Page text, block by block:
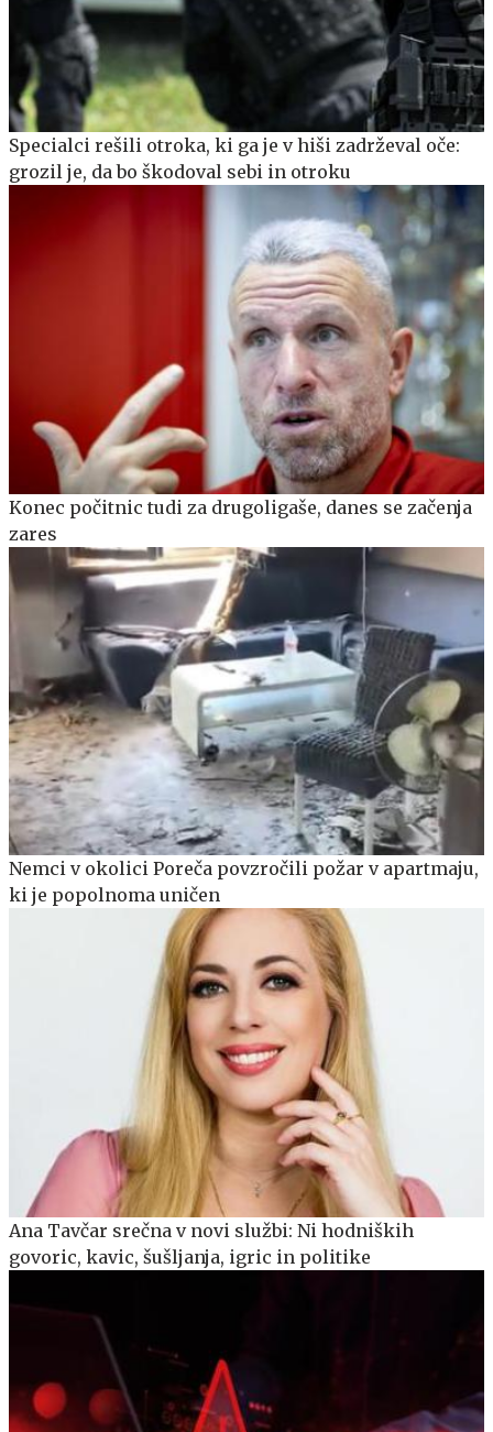
Specialci rešili otroka, ki ga je v hiši zadrževal oče:
grozil je, da bo škodoval sebi in otroku
Konec počitnic tudi za drugoligaše, danes se začenja
zares
Nemci v okolici Poreča povzročili požar v apartmaju,
ki je popolnoma uničen
Ana Tavčar srečna v novi službi: Ni hodniških
govoric, kavic, šušljanja, igric in politike